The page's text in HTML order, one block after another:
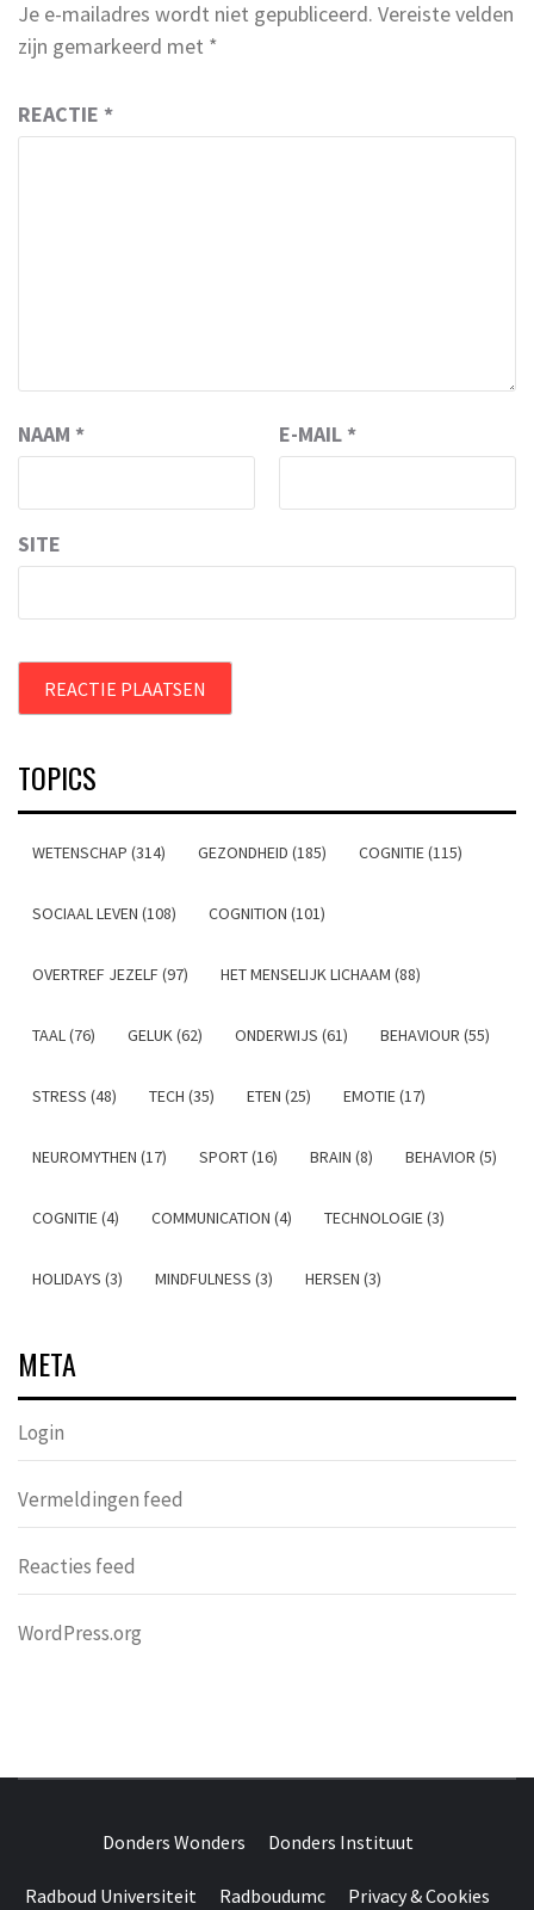
Je e-mailadres wordt niet gepubliceerd. Vereiste velden
zijn gemarkeerd met *
REACTIE *
NAAM * E-MAIL *
SITE
TOPICS
WETENSCHAP (314) GEZONDHEID (185) COGNITIE (115)
SOCIAAL LEVEN (108) COGNITION (101)
OVERTREF JEZELF (97) HET MENSELIJK LICHAAM (88)
TAAL (76) GELUK (62) ONDERWIJS (61) BEHAVIOUR (55)
STRESS (48) TECH (35) ETEN (25) EMOTIE (17)
NEUROMYTHEN (17) SPORT (16) BRAIN (8) BEHAVIOR (5)
COGNITIE (4) COMMUNICATION (4) TECHNOLOGIE (3)
HOLIDAYS (3) MINDFULNESS (3) HERSEN (3)
META
Login
Vermeldingen feed
Reacties feed
WordPress.org
WONDERS
Donders Wonders Donders Instituut
Radboud Universiteit Radboudumc Privacy & Cookies